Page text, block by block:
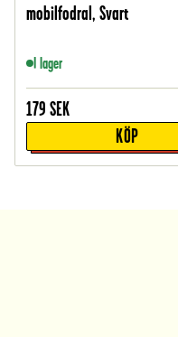
mobilfodral, Svart
I lager
179 SEK
KÖP